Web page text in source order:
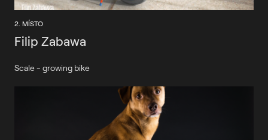
2. MÍSTO
Filip Zabawa
Scale - growing bike